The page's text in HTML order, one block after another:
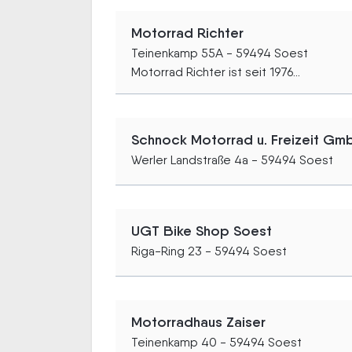
Motorrad Richter
Teinenkamp 55A - 59494 Soest
Motorrad Richter ist seit 1976...
Schnock Motorrad u. Freizeit
Werler Landstraße 4a - 59494 Soest
UGT Bike Shop Soest
Riga-Ring 23 - 59494 Soest
Motorradhaus Zaiser
Teinenkamp 40 - 59494 Soest